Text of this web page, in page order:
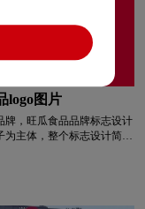
设计
所logo设计
公司logo设计
logo图片
牌，旺瓜食品品牌标志设计
为主体，整个标志设计简洁